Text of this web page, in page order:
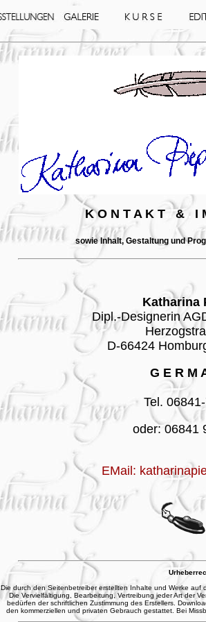
K O N T A K T &.. I
sowie Inhalt, Gestaltung und
Katharina
Dipl.-Designerin
Herzogst
D-66424
G E R M
Tel.
oder: 06841
EMail:
Die durch den Seitenbetreiber erstellten Inhalte und Werke auf
Die Vervielfältigung, Bearbeitung, Vertreibung jeder Art der
bedürfen der schriftlichen Zustimmung des Erstellers.
den kommerziellen und privaten Gebrauch gestattet. Bei